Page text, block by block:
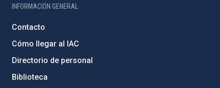
INFORMACIÓN GENERAL
Contacto
Cómo llegar al IAC
Directorio de personal
Biblioteca